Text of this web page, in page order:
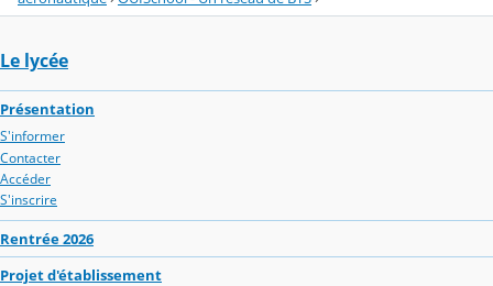
Le lycée
Présentation
S'informer
Contacter
Accéder
S'inscrire
Rentrée 2026
Projet d'établissement